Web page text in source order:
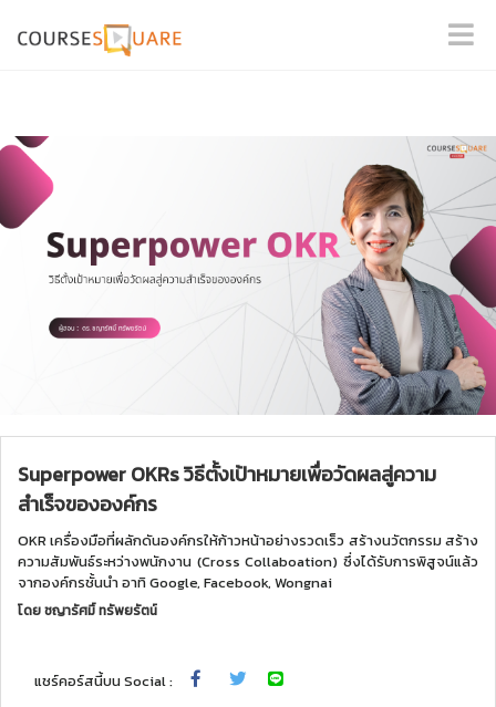
Superpower OKRs วิธีตั้งเป้าหมายเพื่อวัดผลสู่ความ
สำเร็จขององค์กร
OKR เครื่องมือที่ผลักดันองค์กรให้ก้าวหน้าอย่างรวดเร็ว สร้างนวัตกรรม สร้าง
ความสัมพันธ์ระหว่างพนักงาน (Cross Collaboation) ซึ่งได้รับการพิสูจน์แล้ว
จากองค์กรชั้นนำ อาทิ Google, Facebook, Wongnai
โดยชญารัศมิ์ ทรัพยรัตน์
แชร์คอร์สนี้บน Social :